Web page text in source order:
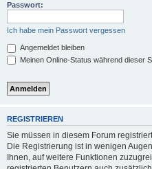
Passwort:
Ich habe mein Passwort vergessen
Angemeldet bleiben
Meinen Online-Status während dieser
REGISTRIEREN
Sie müssen in diesem Forum
Die Registrierung ist in wenigen
Ihnen, auf weitere Funktionen